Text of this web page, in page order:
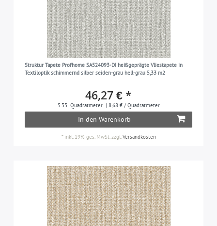
Struktur Tapete Profhome SA524093-DI heißgeprägte Vliestapete in
Textiloptik schimmernd silber seiden-grau hell-grau 5,33 m2
46,27 € *
5.33 Quadratmeter | 8,68 € / Quadratmeter
In den Warenkorb
* inkl. 19% ges. MwSt.zzgl.Versandkosten